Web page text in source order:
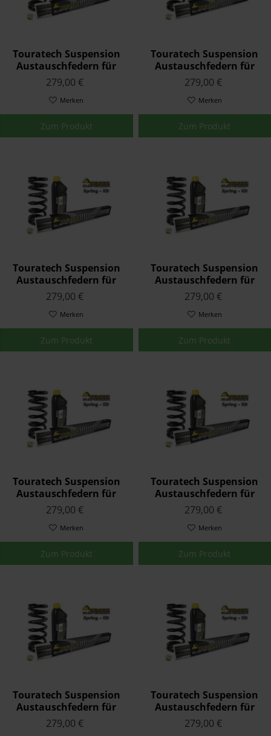
Touratech Suspension
Austauschfedern für
Yamaha XT 660 ZA
TENERE ABS 2011 - 2015
279,00 €
Merken
Zum Produkt
Touratech Suspension
Austauschfedern für
Yamaha YZF 1000 R1
1998 - 2001
279,00 €
Merken
Zum Produkt
Touratech Suspension
Austauschfedern für
Yamaha YZF 1000 R1
2007 - 2008
279,00 €
Merken
Zum Produkt
Touratech Suspension
Austauschfedern für
Yamaha YZF 600 R6 1999
- 2002
279,00 €
Merken
Zum Produkt
Touratech Suspension
Austauschfedern für
Yamaha YZF 1000 R1
2002 - 2003
279,00 €
Merken
Zum Produkt
Touratech Suspension
Austauschfedern für
Yamaha YZF 1000 R1
2009 - 2014
279,00 €
Merken
Zum Produkt
Touratech Suspension
Austauschfedern für
Yamaha YZF 600 R6 2003
- 2004
279,00 €
Touratech Suspension
Austauschfedern für
Yamaha YZF 600 R6 2008
- 2015
279,00 €